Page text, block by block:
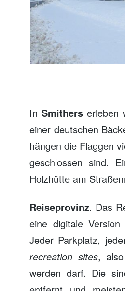
InSmithers erleben
einer deutschen
hängen die Flaggen
geschlossen sind.
Holzhütte am
Reiseprovinz. Das
eine digitale
Jeder Parkplatz,
recreation sites,
werden darf. Die